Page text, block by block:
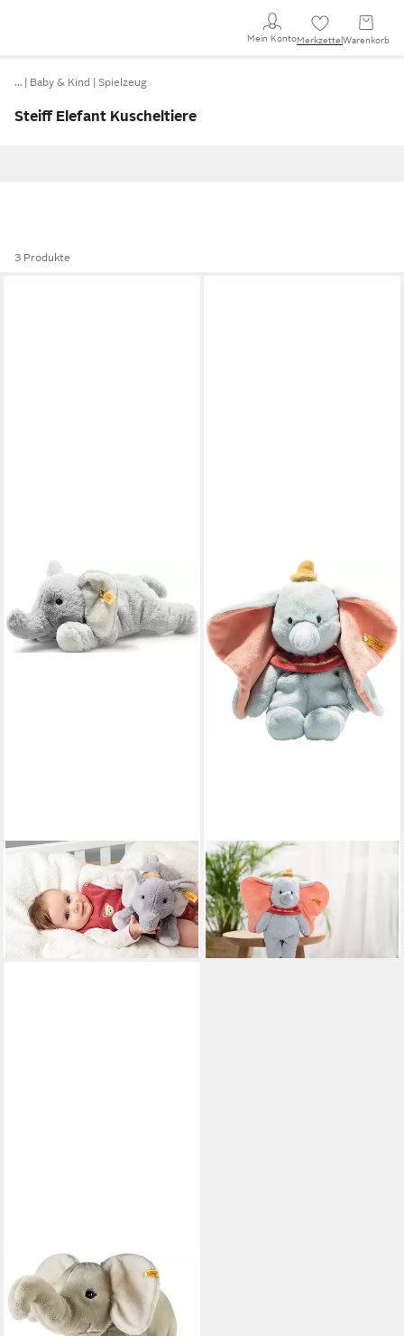
Mein KontoMerkzettel Warenkorb
… Baby & Kind Spielzeug
Steiff Elefant Kuscheltiere
3 Produkte
STEIFF
Kuscheltier Soft Cuddly
Friends Elna Elefant
ab 34,90 €
lieferbar - in 6-8 Werktagen bei dir
STEIFF
Kuscheltier Disney Originals,
Dumbo, 30 cm
ab 39,88 €
lieferbar - in 6-8 Werktagen bei dir
STEIFF
Kuscheltier Steiff Trampili
Elefant 45cm grau stehend
064043